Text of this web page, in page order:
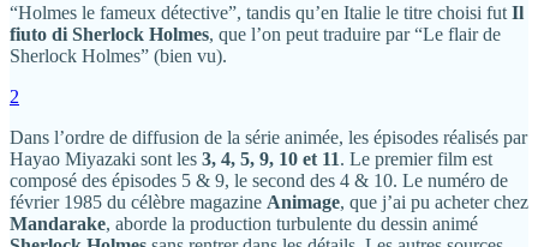
“Holmes le fameux détective”, tandis qu’en Italie le titre choisi fut Il
fiuto di Sherlock Holmes, que l’on peut traduire par “Le flair de
Sherlock Holmes” (bien vu).
2
Dans l’ordre de diffusion de la série animée, les épisodes réalisés par
Hayao Miyazaki sont les 3, 4, 5, 9, 10 et 11. Le premier film est
composé des épisodes 5 & 9, le second des 4 & 10. Le numéro de
février 1985 du célèbre magazine Animage, que j’ai pu acheter chez
Mandarake, aborde la production turbulente du dessin animé